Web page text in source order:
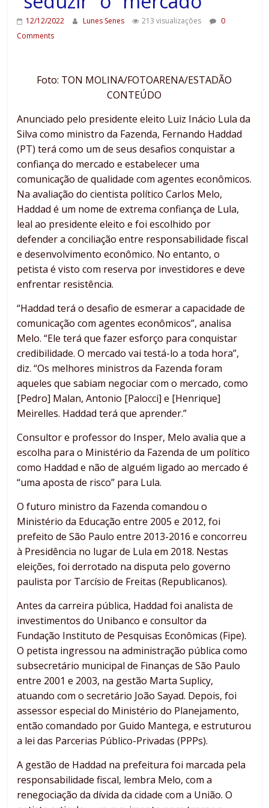
12/12/2022 Lunes Senes 213 visualizações
0
Comments
Foto: TON MOLINA/FOTOARENA/ESTADÃO
CONTEÚDO
Anunciado pelo presidente eleito Luiz Inácio Lula da
Silva como ministro da Fazenda, Fernando Haddad
(PT) terá como um de seus desafios conquistar a
confiança do mercado e estabelecer uma
comunicação de qualidade com agentes econômicos.
Na avaliação do cientista político Carlos Melo,
Haddad é um nome de extrema confiança de Lula,
leal ao presidente eleito e foi escolhido por
defender a conciliação entre responsabilidade fiscal
e desenvolvimento econômico. No entanto, o
petista é visto com reserva por investidores e deve
enfrentar resistência.
“Haddad terá o desafio de esmerar a capacidade de
comunicação com agentes econômicos”, analisa
Melo. “Ele terá que fazer esforço para conquistar
credibilidade. O mercado vai testá-lo a toda hora”,
diz. “Os melhores ministros da Fazenda foram
aqueles que sabiam negociar com o mercado, como
[Pedro] Malan, Antonio [Palocci] e [Henrique]
Meirelles. Haddad terá que aprender.”
Consultor e professor do Insper, Melo avalia que a
escolha para o Ministério da Fazenda de um político
como Haddad e não de alguém ligado ao mercado é
“uma aposta de risco” para Lula.
O futuro ministro da Fazenda comandou o
Ministério da Educação entre 2005 e 2012, foi
prefeito de São Paulo entre 2013-2016 e concorreu
à Presidência no lugar de Lula em 2018. Nestas
eleições, foi derrotado na disputa pelo governo
paulista por Tarcísio de Freitas (Republicanos).
Antes da carreira pública, Haddad foi analista de
investimentos do Unibanco e consultor da
Fundação Instituto de Pesquisas Econômicas (Fipe).
O petista ingressou na administração pública como
subsecretário municipal de Finanças de São Paulo
entre 2001 e 2003, na gestão Marta Suplicy,
atuando com o secretário João Sayad. Depois, foi
assessor especial do Ministério do Planejamento,
então comandado por Guido Mantega, e estruturou
a lei das Parcerias Público-Privadas (PPPs).
A gestão de Haddad na prefeitura foi marcada pela
responsabilidade fiscal, lembra Melo, com a
renegociação da dívida da cidade com a União. O